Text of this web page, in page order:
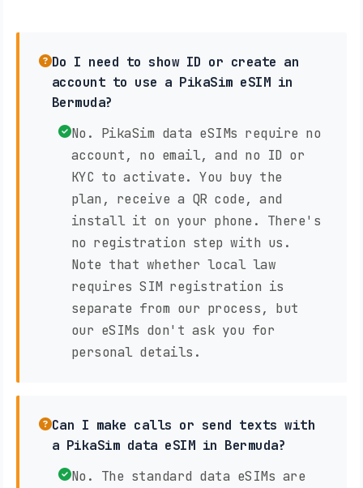
Do I need to show ID or create an
account to use a PikaSim eSIM in
Bermuda?
No. PikaSim data eSIMs require no
account, no email, and no ID or
KYC to activate. You buy the
plan, receive a QR code, and
install it on your phone. There's
no registration step with us.
Note that whether local law
requires SIM registration is
separate from our process, but
our eSIMs don't ask you for
personal details.
Can I make calls or send texts with
a PikaSim data eSIM in Bermuda?
No. The standard data eSIMs are